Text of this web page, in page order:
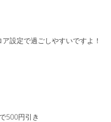
設定で過ごしやすいですよ！
500円引き